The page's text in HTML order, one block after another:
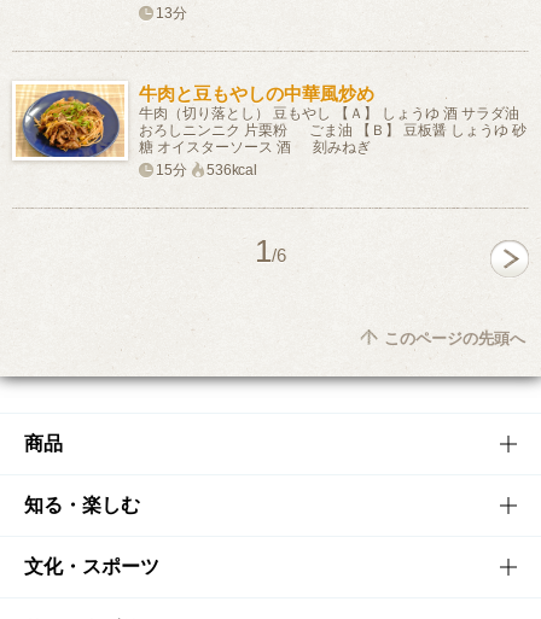
13分
牛肉と豆もやしの中華風炒め
牛肉（切り落とし） 豆もやし 【Ａ】 しょうゆ 酒 サラダ油
おろしニンニク 片栗粉 ごま油 【Ｂ】 豆板醤 しょうゆ 砂
糖 オイスターソース 酒 刻みねぎ
15分
536kcal
1/6
このページの先頭へ
商品
商品TOP
商品一覧
知る・楽しむ
知る・楽しむTOP
文化・スポーツ